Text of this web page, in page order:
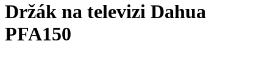
Držák na televizi Dahua
PFA150